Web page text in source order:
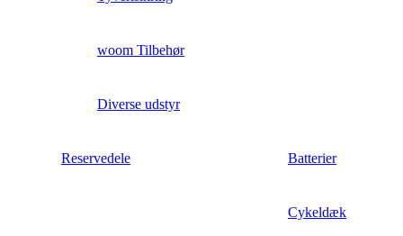
woom Tilbehør
Diverse udstyr
Reservedele Batterier
Cykeldæk